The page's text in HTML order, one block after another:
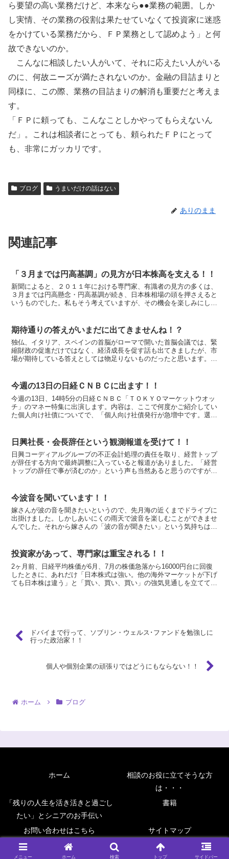
ら要望の高い業務だけど、本来なら●●業務の範囲。しか
し実情、その業務の役割は果たせていなくて投資家に迷惑
をかけている業務だから、ＦＰ業務として認めよう」と何
故できないのか。
こんなに相談したい人がいて、それに応えたい人がいる
のに、何故ニーズが満たされないのか。金融の目詰まりと
同様に、この際、業務の目詰まりの解消も重要だと考えま
す。
「ＦＰに頼っても、こんなことしかやってもらえないん
だ」。これは相談者にとっても、頼られたＦＰにとって
も、非常にガッカリです。
ブログ うまいだけの話はない
ありのまま
関連記事
「３月までは円高基調」の見方が日本株高を支える！！
新聞によると、２０１１年における専門家、有識者の見方の多くは、
３月までは円高懸念・円高基調が続き、日本株相場の頭を押さえると
いうものでした。私もそう考えていますが、その機会を楽しみにして
期待通りの答えがいまだに出てきませんね！？
独仏、イタリア、スペインの首脳がローマで開いた首脳会議では、緊
縮財政の促進だけではなく、経済成長を促す話も出てきましたが、市
場が期待している答えとしては物足りないものだったと思います。
今週の13日の日経ＣＮＢＣに出ます！！
今週の13日、14時5分の日経ＣＮＢＣ「ＴＯＫＹＯマーケットウオッ
チ」のマネー特集に出演します。内容は、ここで何度かご紹介してい
た個人向け社債についてで、「個人向け社債発行が急増中です。選び
日興社長・会長辞任という観測報道を受けて！！
日興コーディアルグループの不正会計処理の責任を取り、経営トップ
が辞任する方向で最終調整に入っていると報道がありました。「経営
トップの辞任で事が済むのか」という声も当然あると思うのですが、
今波音を聞いています！！
嫁さんが波の音を聞きたいというので、先月海の近くまでドライブに
出掛けました。しかしあいにくの雨天で波音を楽しむことができませ
んでした。それから嫁さんの「波の音が聞きたい」という気持ちは収
投資家があって、専門家は重宝される！！
2ヶ月前、日経平均株価が6月、7月の株価急落から16000円台に回復
したときに、あれだけ「日本株式は強い。他の海外マーケットが下げ
ても日本株は違う」と「買い、買い、買い」の強気見通しを立ててい
ドバイまで行って、ソブリン・ウェルス･ファンドを勉強しに
行った政治家！！
個人や個別企業の頑張りではどうにもならない！！
ホーム ブログ
ホーム
相談のお役に立てそうな方
は・・・
「残りの人生を活き活きと過ごし
たい」とシニアのお手伝い
書籍
お問い合わせはこちら サイトマップ
Copyright © 2006 前川FP事務所アドバンス All Rights Reserved.
メニュー ホーム 検索 トップ サイドバー